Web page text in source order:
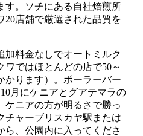
す。ソチにある自社焙煎所
20店舗で厳選された品質を
加料金なしでオートミルク
ワではほとんどの店で50～
かります）。ポーラーバー
月にケニアとグアテマラの
ケニアの方が明るさで勝っ
チャーブリスカヤ駅または
ら、公園内に入ってくださ